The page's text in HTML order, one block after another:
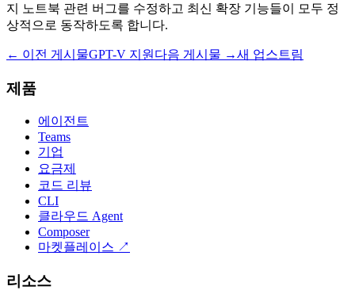
지 노트북 관련 버그를 수정하고 최신 확장 기능들이 모두 정
상적으로 동작하도록 합니다.
← 이전 게시물GPT-V 지원 다음 게시물 →새 업스트림
제품
에이전트
Teams
기업
요금제
코드 리뷰
CLI
클라우드 Agent
Composer
마켓플레이스 ↗
리소스